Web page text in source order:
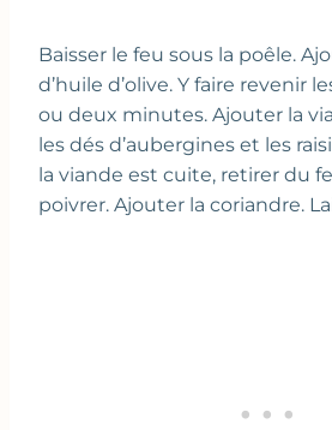
Baisser le feu sous la poêle.
d’huile d’olive. Y faire revenir
ou deux minutes. Ajouter la
les dés d’aubergines et les
la viande est cuite, retirer du
poivrer. Ajouter la coriandre.